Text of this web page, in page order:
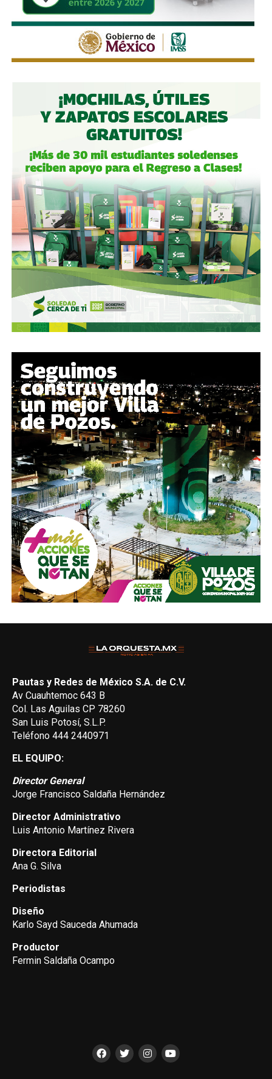
Pautas y Redes de México S.A. de C.V.
Av Cuauhtemoc 643 B
Col. Las Aguilas CP 78260
San Luis Potosí, S.L.P.
Teléfono 444 2440971
EL EQUIPO:
Director General
Jorge Francisco Saldaña Hernández
Director Administrativo
Luis Antonio Martínez Rivera
Directora Editorial
Ana G. Silva
Periodistas
Diseño
Karlo Sayd Sauceda Ahumada
Productor
Fermin Saldaña Ocampo